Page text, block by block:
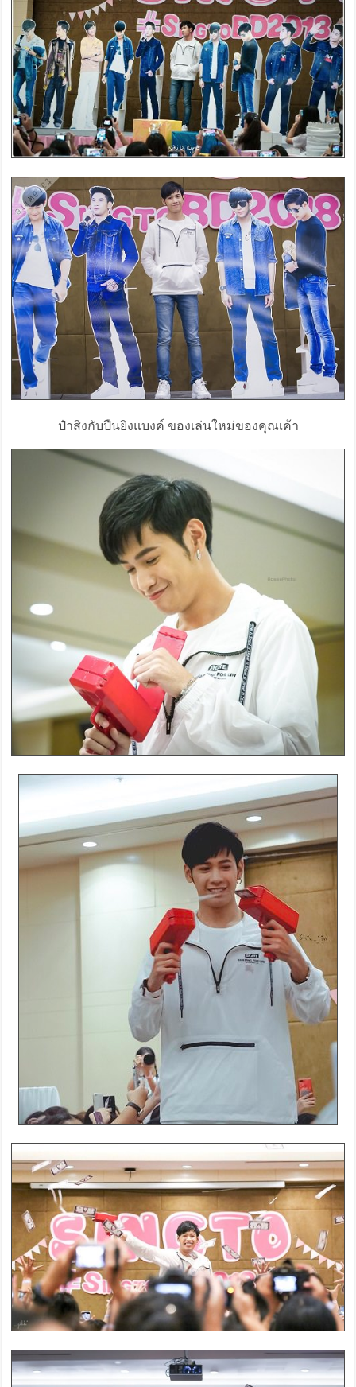
ป๋าสิงกับปืนยิงแบงค์ ของเล่นใหม่ของคุณเค้า